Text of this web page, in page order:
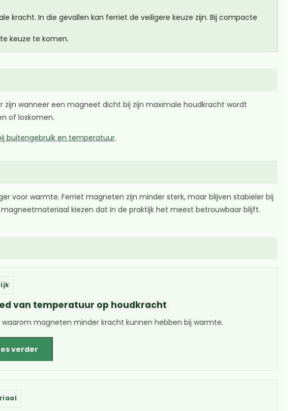
kracht. In die gevallen kan ferriet de veiligere keuze zijn. Bij compacte
keuze te komen.
wanneer een magneet dicht bij zijn maximale houdkracht wordt
of loskomen.
buitengebruik en temperatuur.
warmte. Ferriet magneten zijn minder sterk, maar blijven stabieler bij
kiezen dat in de praktijk het meest betrouwbaar blijft.
van temperatuur op houdkracht
waarom magneten minder kracht kunnen hebben bij warmte.
verder